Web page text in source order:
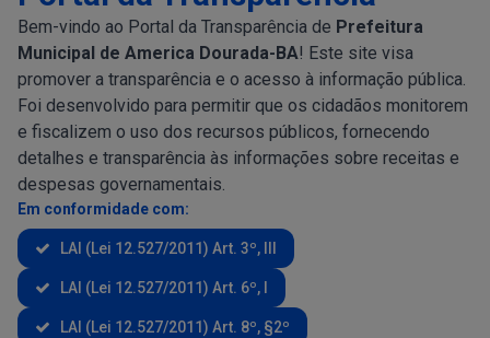
Bem-vindo ao Portal da Transparência de Prefeitura
Municipal de America Dourada-BA! Este site visa
promover a transparência e o acesso à informação pública.
Foi desenvolvido para permitir que os cidadãos monitorem
e fiscalizem o uso dos recursos públicos, fornecendo
detalhes e transparência às informações sobre receitas e
despesas governamentais.
Em conformidade com:
LAI (Lei 12.527/2011) Art. 3º, III
LAI (Lei 12.527/2011) Art. 6º, I
LAI (Lei 12.527/2011) Art. 8º, §2º